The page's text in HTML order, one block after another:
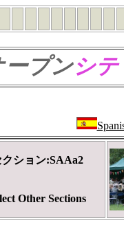
ープンシテ
クション:SAAa2
Other Sections